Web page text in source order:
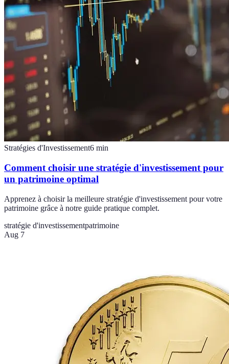
Stratégies d'Investissement6 min
Comment choisir une stratégie d'investissement pour
un patrimoine optimal
Apprenez à choisir la meilleure stratégie d'investissement pour votre
patrimoine grâce à notre guide pratique complet.
stratégie d'investissementpatrimoine
Aug 7